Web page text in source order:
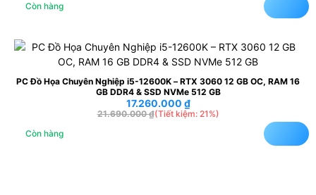
Còn hàng
PC Đồ Họa Chuyên Nghiệp i5-12600K – RTX 3060 12 GB OC, RAM 16
GB DDR4 & SSD NVMe 512 GB
(Tiết kiệm: 21%)
21.690.000₫
17.260.000 ₫
Còn hàng